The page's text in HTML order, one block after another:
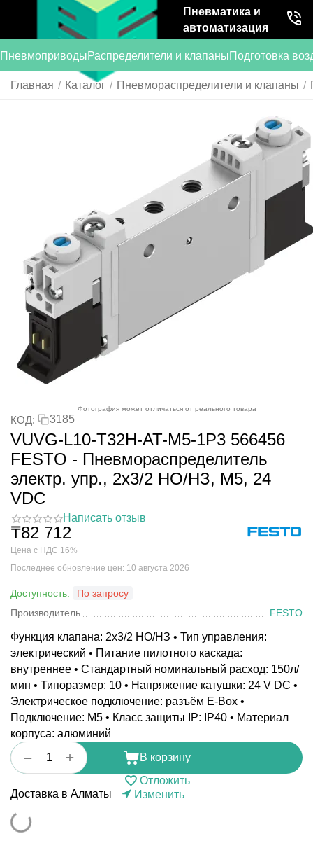
Пневматика и
автоматизация
ПневмоприводыРаспределители и клапаныПодготовка
Главная / Каталог / Пневмораспределители и клапаны /
Фотография может отличаться от реального товара
КОД: 3185
VUVG-L10-T32H-AT-M5-1P3 566456
FESTO - Пневмораспределитель
электр. упр., 2x3/2 НO/НЗ, M5, 24
VDC
Написать отзыв
₸82 712
Цена с НДС 16%
Последнее обновление цен: 10 августа 2026
Доступность:
По запросу
Производитель
FESTO
Функция клапана: 2x3/2 НO/НЗ • Тип управления:
электрический • Питание пилотного каскада:
внутреннее • Стандартный номинальный расход: 150л/
мин • Типоразмер: 10 • Напряжение катушки: 24 V DC •
Электрическое подключение: разъём E-Box •
Подключение: M5 • Класс защиты IP: IP40 • Материал
корпуса: алюминий
+
−
В корзину
Отложить
Доставка в Алматы
Изменить